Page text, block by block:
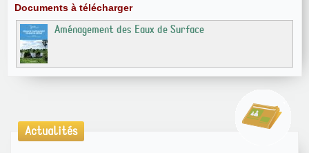
Documents à télécharger
Aménagement des Eaux de Surface
Actualités